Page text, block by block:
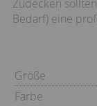
Zudecken
Bedarf) eine
Größe
Farbe